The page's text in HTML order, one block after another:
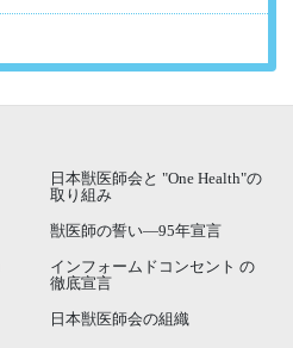
日本獣医師会と "One Health"の
取り組み
獣医師の誓い―95年宣言
インフォームドコンセント の
徹底宣言
日本獣医師会の組織